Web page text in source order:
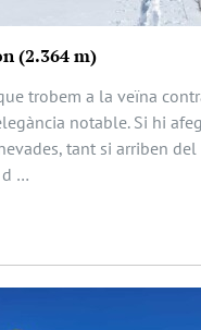
(2.364 m)
trobem a la veïna
notable. Si hi
tant si arriben
d …